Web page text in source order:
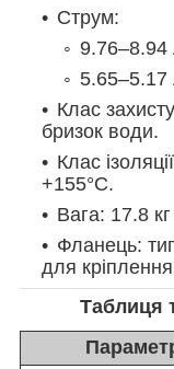
Струм:
5.65–5.17
Клас
бризок води.
Клас
+155°C.
Вага: 17.8 кг
Фланець:
для
Таблиця